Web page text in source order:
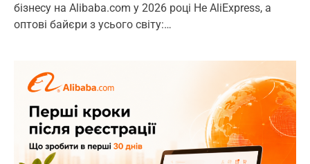
бізнесу на Alibaba.com у 2026 році Не AliExpress, а
оптові байєри з усього світу:…